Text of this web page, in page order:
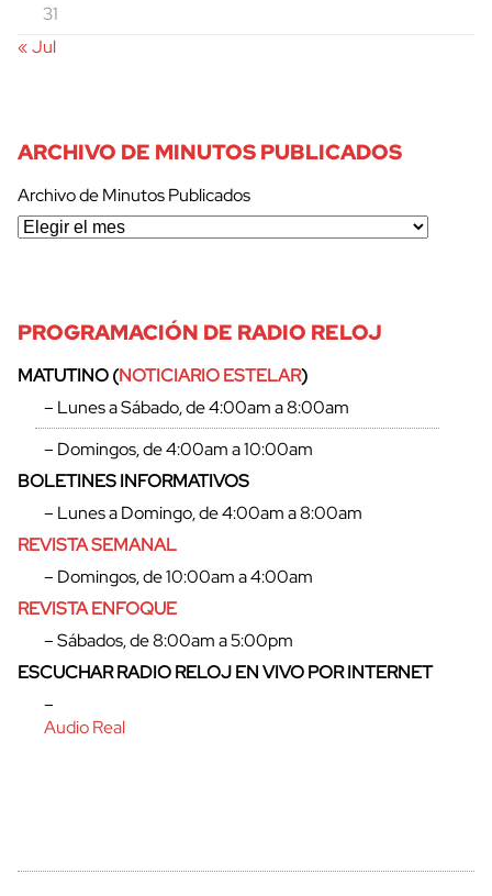
cerrar
31
« Jul
ARCHIVO DE MINUTOS PUBLICADOS
Archivo de Minutos Publicados
PROGRAMACIÓN DE RADIO RELOJ
MATUTINO (NOTICIARIO ESTELAR)
– Lunes a Sábado, de 4:00am a 8:00am
– Domingos, de 4:00am a 10:00am
BOLETINES INFORMATIVOS
– Lunes a Domingo, de 4:00am a 8:00am
REVISTA SEMANAL
– Domingos, de 10:00am a 4:00am
REVISTA ENFOQUE
– Sábados, de 8:00am a 5:00pm
ESCUCHAR RADIO RELOJ EN VIVO POR INTERNET
–
Audio Real